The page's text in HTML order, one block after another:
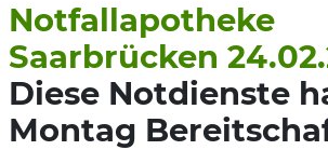
Notfallapotheke
Saarbrücken
Diese Notdienste
Montag